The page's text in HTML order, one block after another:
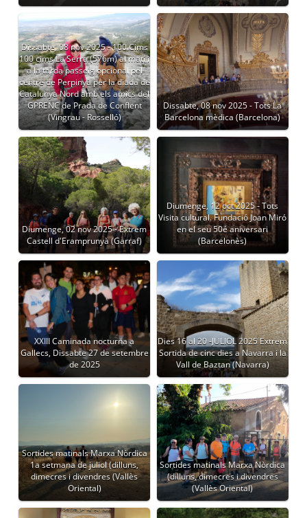
Dissabte, 08 nov 2025 - 100 Cims
100 cims La Serra (576m) al matí i
a la tarda passeig opcional pel
centre de Perpinyà per la diada de
Catalunya Nord amb els amics del
GPRENC de Prada de Conflent
(Vingrau - Rosselló)
Dissabte, 08 nov 2025 - Tots La
Barcelona mèdica (Barcelona)
Diumenge, 02 nov 2025 - Extrem
Castell d'Eramprunyà (Garraf)
Diumenge, 12 oct 2025 - Tots
Visita cultural. Fundació Joan Miró
en el seu 50é aniversari
(Barcelonès)
XXIII Caminada nocturna a
Gallecs, Dissabte 27 de setembre
de 2025
Dies 16 al 20 -JULIOL 2025 Extrem
Sortida de cinc dies a Navarra i la
Vall de Baztan (Navarra)
Sortides matinals Marxa Nòrdica
1a setmana de juliol (dilluns,
dimecres i divendres (Vallès
Oriental)
Sortides matinals Marxa Nòrdica
(dilluns, dimecres i divendres
(Vallès Oriental)